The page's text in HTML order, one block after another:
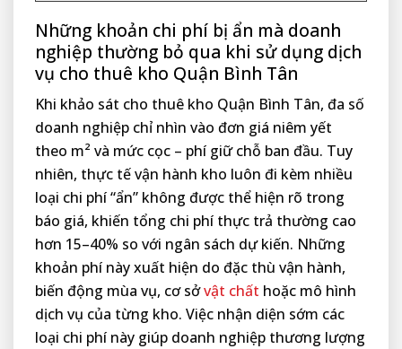
Những khoản chi phí bị ẩn mà doanh
nghiệp thường bỏ qua khi sử dụng dịch
vụ cho thuê kho Quận Bình Tân
Khi khảo sát cho thuê kho Quận Bình Tân, đa số
doanh nghiệp chỉ nhìn vào đơn giá niêm yết
theo m² và mức cọc – phí giữ chỗ ban đầu. Tuy
nhiên, thực tế vận hành kho luôn đi kèm nhiều
loại chi phí “ẩn” không được thể hiện rõ trong
báo giá, khiến tổng chi phí thực trả thường cao
hơn 15–40% so với ngân sách dự kiến. Những
khoản phí này xuất hiện do đặc thù vận hành,
biến động mùa vụ, cơ sởvật chất hoặc mô hình
dịch vụ của từng kho. Việc nhận diện sớm các
loại chi phí này giúp doanh nghiệp thương lượng